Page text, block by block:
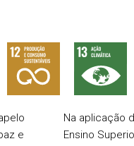
e
Na aplicação
Ensino